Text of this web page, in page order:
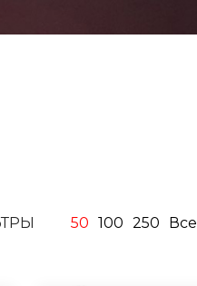
50 100 250 Все